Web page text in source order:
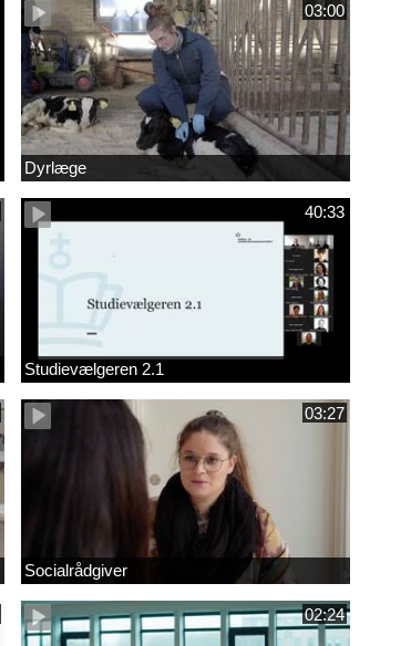
03:00
Dyrlæge
40:33
Studievælgeren 2.1
03:27
Socialrådgiver
02:24